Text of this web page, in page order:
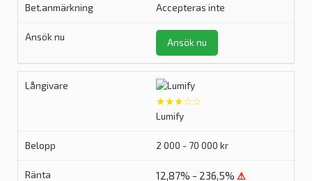
Accepteras inte
Ansök nu
★★★☆☆
Lumify
2 000 - 70 000 kr
12,87% - 236,5% ⚠